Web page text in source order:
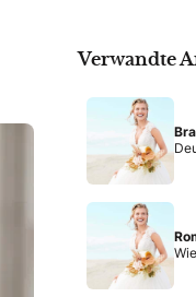
Verwandte